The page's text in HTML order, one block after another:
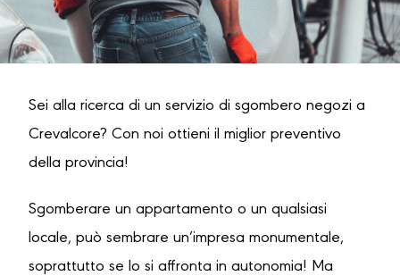
Sei alla ricerca di un servizio di sgombero negozi a
Crevalcore? Con noi ottieni il miglior preventivo
della provincia!
Sgomberare un appartamento o un qualsiasi
locale, può sembrare un’impresa monumentale,
soprattutto se lo si affronta in autonomia! Ma